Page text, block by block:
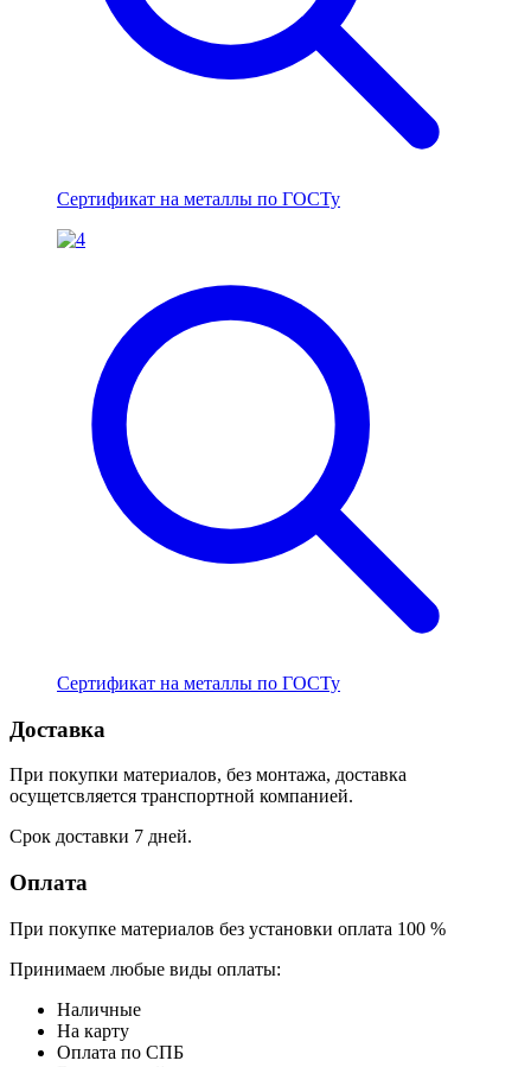
Сертификат на металлы по ГОСТу
Сертификат на металлы по ГОСТу
Доставка
При покупки материалов, без монтажа, доставка
осущетсвляется транспортной компанией.
Срок доставки 7 дней.
Оплата
При покупке материалов без установки оплата 100 %
Принимаем любые виды оплаты:
Наличные
На карту
Оплата по СПБ